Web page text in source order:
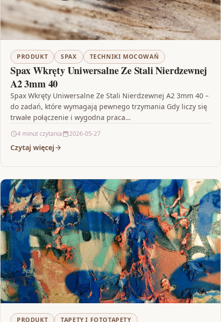
PRODUKT SPAX TECHNIKI MOCOWAŃ
Spax Wkręty Uniwersalne Ze Stali Nierdzewnej
A2 3mm 40
Spax Wkręty Uniwersalne Ze Stali Nierdzewnej A2 3mm 40 –
do zadań, które wymagają pewnego trzymania Gdy liczy się
trwałe połączenie i wygodna praca…
4 minut czytania 2026-05-27
Czytaj więcej
PRODUKT TAPETY I FOTOTAPETY